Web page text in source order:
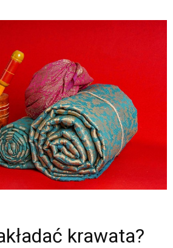
krawata?